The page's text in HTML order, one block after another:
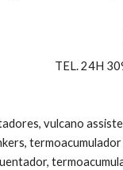
TEL. 24H
vulcano